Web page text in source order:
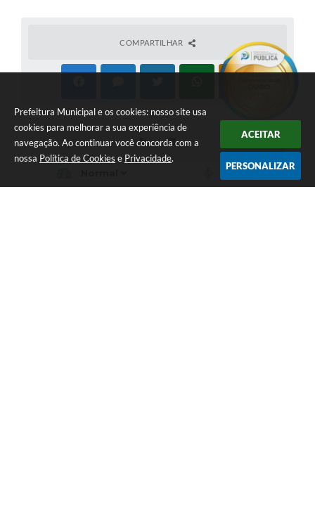
Prefeitura Municipal e os cookies: nosso site usa
cookies para melhorar a sua experiência de
navegação. Ao continuar você concorda com a
nossa Política de Cookies e Privacidade.
ACEITAR
PERSONALIZAR
COMPARTILHAR